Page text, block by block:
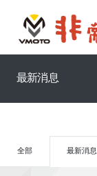
最新消息
全部 最新消息